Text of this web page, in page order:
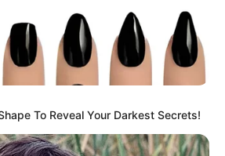
disponibilizados, os profissionais terão
suas atividades, contribuindo para
e o bem-estar dos moradores de Portel.
representa um compromisso da gestão
à comunidade. Com essa medida, a
de endemias e agentes comunitários
To Reveal Your Darkest Secrets!